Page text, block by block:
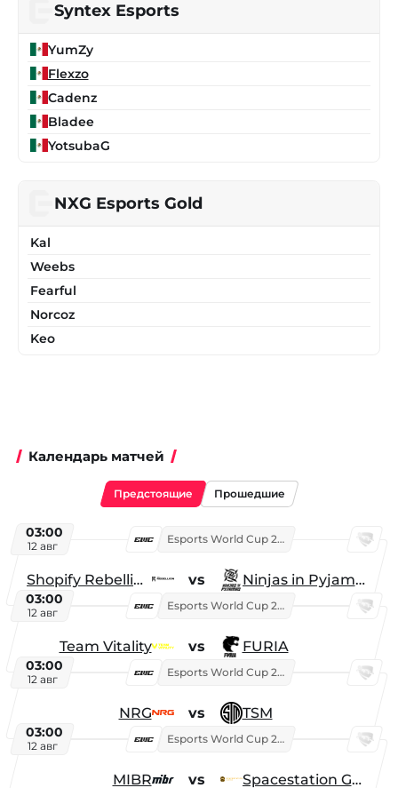
Syntex Esports
YumZy
Flexzo
Cadenz
Bladee
YotsubaG
NXG Esports Gold
Kal
Weebs
Fearful
Norcoz
Keo
Календарь матчей
Предстоящие Прошедшие
03:00
12 авг
Esports World Cup 2026
Shopify Rebellion vs Ninjas in Pyjamas
03:00
12 авг
Esports World Cup 2026
Team Vitality vs FURIA
03:00
12 авг
Esports World Cup 2026
NRG vs TSM
03:00
12 авг
Esports World Cup 2026
MIBR vs Spacestation Gaming